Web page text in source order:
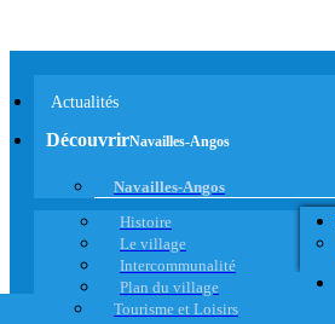
Actualités
DécouvrirNavailles-Angos
Navailles-Angos
Histoire
Le village
Intercommunalité
Plan du village
Tourisme et Loisirs